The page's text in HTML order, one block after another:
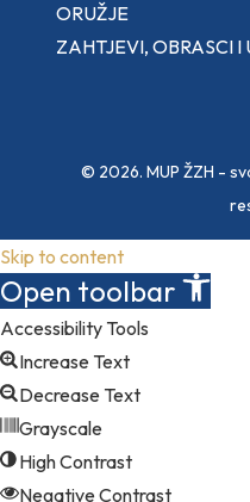
ORUŽJE
ZAHTJEVI, OBRASCI I
© 2026. MUP ŽZH -
Skip to content
Open toolbar
Accessibility Tools
Increase Text
Decrease Text
Grayscale
High Contrast
Negative Contrast